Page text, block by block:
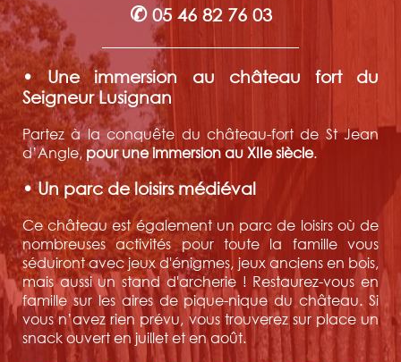
✆ 05 46 82 76 03
• Une immersion au château fort du
Seigneur Lusignan
Partez à la conquête du château-fort de St Jean
d’Angle, pour une immersion au XIIe siècle.
• Un parc de loisirs médiéval
Ce château est également un parc de loisirs où de
nombreuses activités pour toute la famille vous
séduiront avec jeux d'énigmes, jeux anciens en bois,
mais aussi un stand d'archerie ! Restaurez-vous en
famille sur les aires de pique-nique du château. Si
vous n’avez rien prévu, vous trouverez sur place un
snack ouvert en juillet et en août.